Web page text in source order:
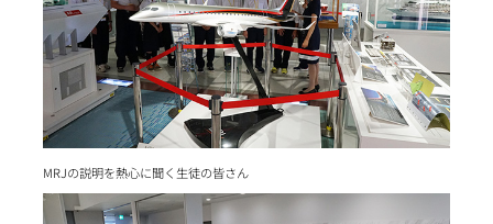
MRJの説明を熱心に聞く生徒の皆さん